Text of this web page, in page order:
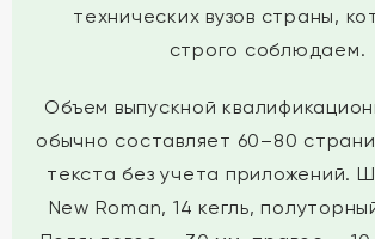
технических вузов страны,
строго соблюдаем.
Объем выпускной
обычно составляет 60–80
текста без учета приложений.
New Roman, 14 кегль,